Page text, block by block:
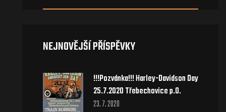
NEJNOVĚJŠÍ PŘÍSPĚVKY
!!!Pozvánka!!! Harley-Davidson Day
25.7.2020 Třebechovice p.O.
23. 7. 2020